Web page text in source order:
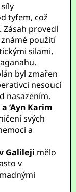
tyfem, což
provedl
známé použití
silami,
byl zmařen
nesoucí
nasazením.
’Ayn Karim
svých
a
Galileji mělo
v